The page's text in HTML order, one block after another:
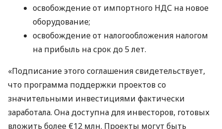
освобождение от импортного НДС на новое
оборудование;
освобождение от налогообложения налогом
на прибыль на срок до 5 лет.
«Подписание этого соглашения свидетельствует,
что программа поддержки проектов со
значительными инвестициями фактически
заработала. Она доступна для инвесторов, готовых
вложить более €12 млн. Проекты могут быть